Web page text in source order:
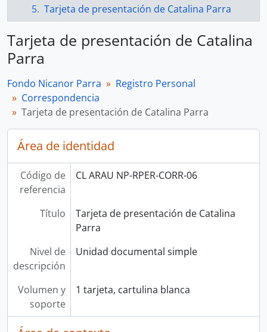
Tarjeta de presentación de Catalina Parra
Tarjeta de presentación de Catalina
Parra
Fondo Nicanor Parra
Registro Personal
Correspondencia
Tarjeta de presentación de Catalina Parra
Área de identidad
Código de
referencia
CL ARAU NP-RPER-CORR-06
Título
Tarjeta de presentación de Catalina
Parra
Nivel de
descripción
Unidad documental simple
Volumen y
soporte
1 tarjeta, cartulina blanca